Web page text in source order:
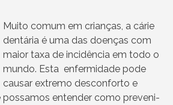
Muito comum em crianças, a cárie
dentária é uma das doenças com
maior taxa de incidência em todo o
mundo. Esta enfermidade pode
causar extremo desconforto e
possamos entender como preveni-